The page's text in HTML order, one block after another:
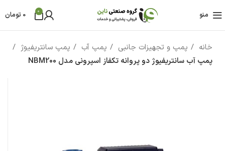
منو 0
0 تومان
خانه پمپ و تجهیزات جانبی پمپ آب
پمپ سانتریفیوژ
پمپ آب سانتریفیوژ دو پروانه تکفاز اسپرونی مدل NBM200